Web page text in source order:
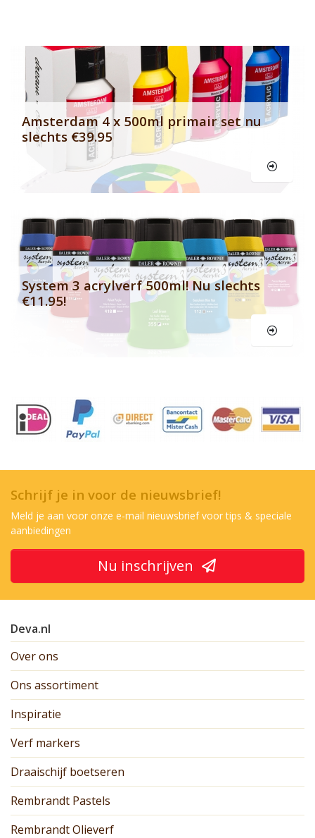
Banner row 2
Amsterdam 4 x 500ml primair set nu
slechts €39.95
System 3 acrylverf 500ml! Nu slechts
€11.95!
Schrijf je in voor de nieuwsbrief!
Meld je aan voor onze e-mail nieuwsbrief voor tips & speciale
aanbiedingen
Nu inschrijven
Deva.nl
Over ons
Ons assortiment
Inspiratie
Verf markers
Draaischijf boetseren
Rembrandt Pastels
Rembrandt Olieverf